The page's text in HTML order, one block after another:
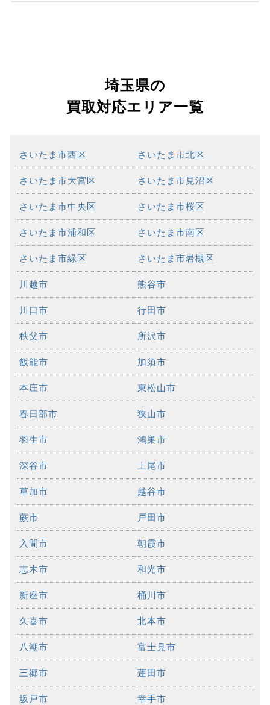
埼玉県の
買取対応エリア一覧
さいたま市西区 さいたま市北区
さいたま市大宮区 さいたま市見沼区
さいたま市中央区 さいたま市桜区
さいたま市浦和区 さいたま市南区
さいたま市緑区 さいたま市岩槻区
川越市 熊谷市
川口市 行田市
秩父市 所沢市
飯能市 加須市
本庄市 東松山市
春日部市 狭山市
羽生市 鴻巣市
深谷市 上尾市
草加市 越谷市
蕨市 戸田市
入間市 朝霞市
志木市 和光市
新座市 桶川市
久喜市 北本市
八潮市 富士見市
三郷市 蓮田市
坂戸市 幸手市